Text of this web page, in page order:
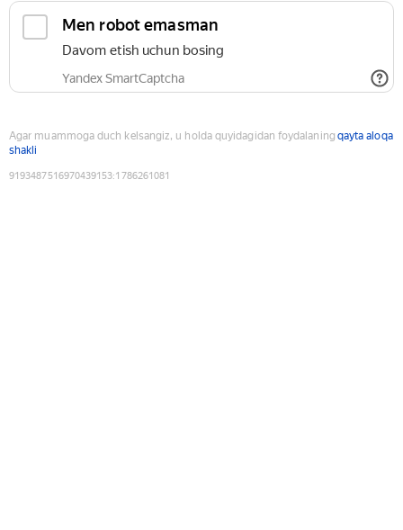
Men robot emasman
Davom etish uchun bosing
Yandex SmartCaptcha
Agar muammoga duch kelsangiz, u holda quyidagidan foydalaning qayta aloqa
shakli
9193487516970439153:1786261081